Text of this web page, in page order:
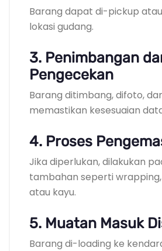
Barang dapat di-pickup
lokasi gudang.
3. Penimbangan
Pengecekan
Barang ditimbang, difoto,
memastikan kesesuaian
4. Proses
Jika diperlukan, dilakukan
tambahan seperti
atau kayu.
5. Muatan Masuk
Barang di-loading ke